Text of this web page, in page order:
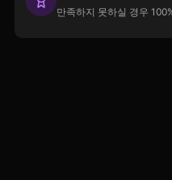
만족하지 못하실 경우